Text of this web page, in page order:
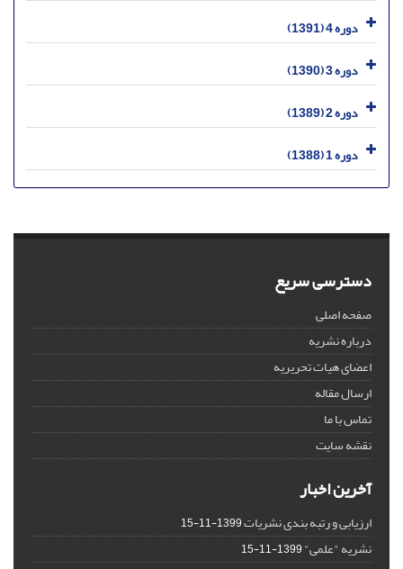
دوره 4 (1391)
دوره 3 (1390)
دوره 2 (1389)
دوره 1 (1388)
دسترسی سریع
صفحه اصلی
درباره نشریه
اعضای هیات تحریریه
ارسال مقاله
تماس با ما
نقشه سایت
آخرین اخبار
ارزیابی و رتبه بندی نشریات1399-11-15
نشریه "علمی"1399-11-15